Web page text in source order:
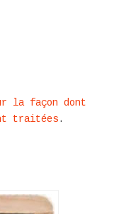
la façon dont
traitées.